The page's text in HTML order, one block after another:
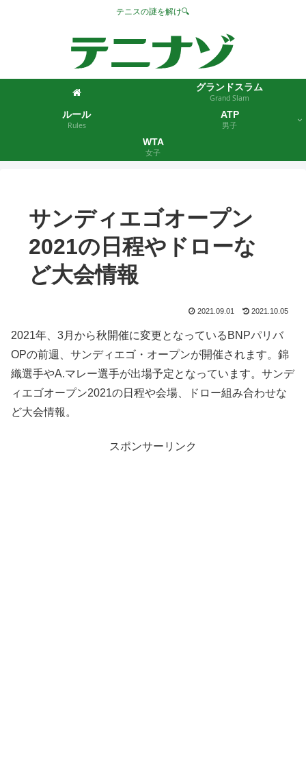
テニスの謎を解け🔍
グランドスラム
Grand Slam
ルール
Rules
ATP
男子
WTA
女子
サンディエゴオープン
2021の日程やドローな
ど大会情報
2021.09.01 2021.10.05
2021年、3月から秋開催に変更となっているBNPパリバ
OPの前週、サンディエゴ・オープンが開催されます。錦
織選手やA.マレー選手が出場予定となっています。サンデ
ィエゴオープン2021の日程や会場、ドロー組み合わせな
ど大会情報。
スポンサーリンク